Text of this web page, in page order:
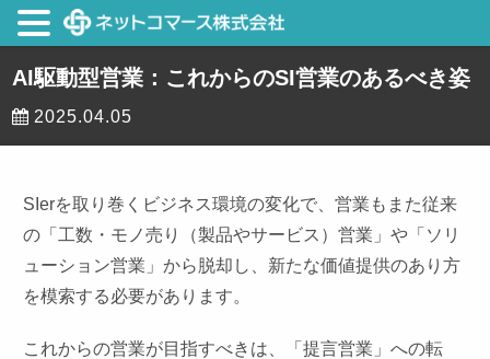
AI駆動型営業：これからのSI営業のあるべき姿
2025.04.05
SIerを取り巻くビジネス環境の変化で、営業もまた従来
の「工数・モノ売り（製品やサービス）営業」や「ソリ
ューション営業」から脱却し、新たな価値提供のあり方
を模索する必要があります。
これからの営業が目指すべきは、「提言営業」への転